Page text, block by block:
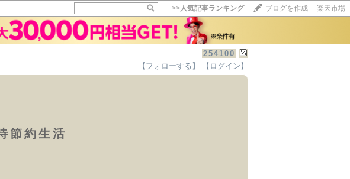
>>人気記事ランキング ブログを作成 楽天市場
254100
【フォローする】 【ログイン】
節約生活